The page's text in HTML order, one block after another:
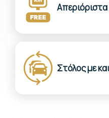
Στόλος με